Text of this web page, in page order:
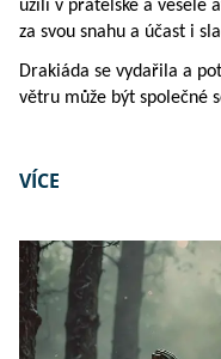
užili v přátelské a veselé
za svou snahu a účast i
Drakiáda se vydařila a
větru může být společné
VÍCE